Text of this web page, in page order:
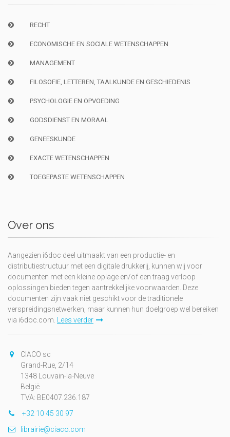
RECHT
ECONOMISCHE EN SOCIALE WETENSCHAPPEN
MANAGEMENT
FILOSOFIE, LETTEREN, TAALKUNDE EN GESCHIEDENIS
PSYCHOLOGIE EN OPVOEDING
GODSDIENST EN MORAAL
GENEESKUNDE
EXACTE WETENSCHAPPEN
TOEGEPASTE WETENSCHAPPEN
Over ons
Aangezien i6doc deel uitmaakt van een productie- en
distributiestructuur met een digitale drukkerij, kunnen wij voor
documenten met een kleine oplage en/of een traag verloop
oplossingen bieden tegen aantrekkelijke voorwaarden. Deze
documenten zijn vaak niet geschikt voor de traditionele
verspreidingsnetwerken, maar kunnen hun doelgroep wel bereiken
via i6doc.com. Lees verder
CIACO sc
Grand-Rue, 2/14
1348 Louvain-la-Neuve
België
TVA: BE0407.236.187
+32 10 45 30 97
librairie@ciaco.com